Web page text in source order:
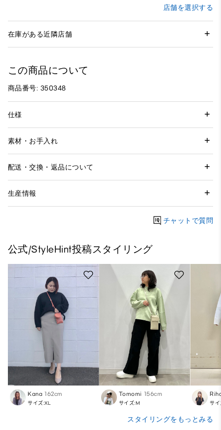
店舗を選択する
在庫がある近隣店舗
この商品について
商品番号: 350348
仕様
素材・お手入れ
配送・交換・返品について
生産情報
チャットで質問
公式/StyleHint投稿スタイリング
Kana 162cm
サイズ:XL
Tomomi 156cm
サイズ:M サイ
スタイリングをもっとみる